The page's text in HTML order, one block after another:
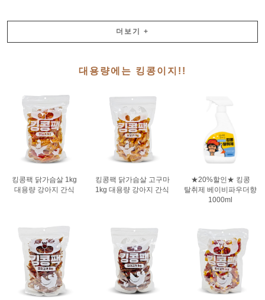
더보기 +
대용량에는 킹콩이지!!
킹콩팩 닭가슴살 1kg
대용량 강아지 간식
킹콩팩 닭가슴살 고구마
1kg 대용량 강아지 간식
★20%할인★ 킹콩
탈취제 베이비파우더향
1000ml